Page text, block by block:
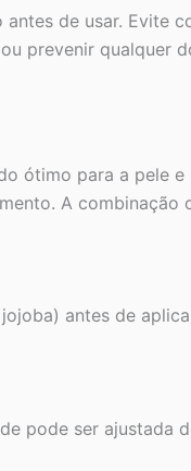
de usar. Evite
prevenir qualquer
ótimo para a pele e
A combinação
antes de
pode ser ajustada